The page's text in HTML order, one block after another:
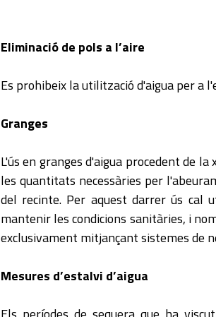
Eliminació de pols a l’aire
Es prohibeix la utilització d'aigua per a
Granges
L'ús en granges d'aigua procedent de
les quantitats necessàries per
del recinte. Per aquest darrer ús cal
mantenir les condicions sanitàries, i
exclusivament mitjançant sistemes de
Mesures d’estalvi d’aigua